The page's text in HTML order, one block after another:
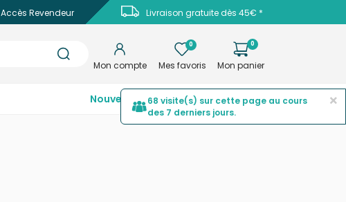
Livraison gratuite dès 45€ *
Accès Revendeur
Mon compte
0
Mes favoris
0
Mon panier
NouveautésTop ventesPromotions ×
68 visite(s) sur cette page au cours
des 7 derniers jours.